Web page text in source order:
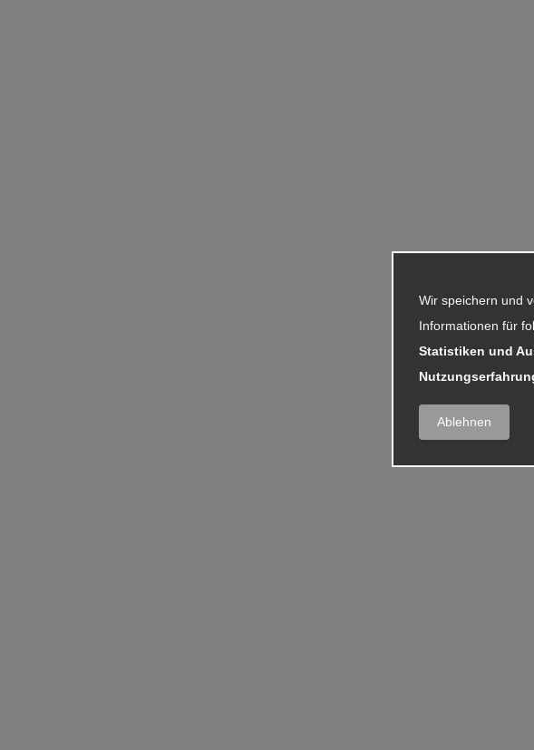
Wir speichern und
Informationen für
Statistiken und
Ablehnen